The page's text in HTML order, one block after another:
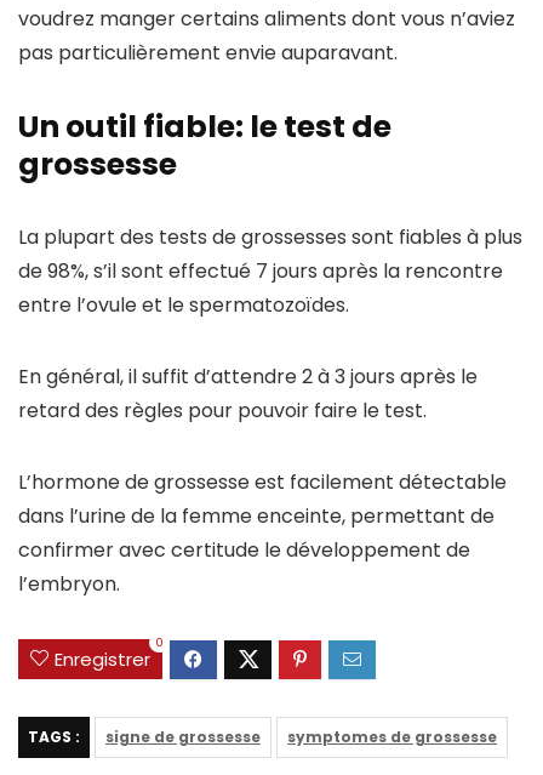
voudrez manger certains aliments dont vous n’aviez
pas particulièrement envie auparavant.
Un outil fiable: le test de
grossesse
La plupart des tests de grossesses sont fiables à plus
de 98%, s’il sont effectué 7 jours après la rencontre
entre l’ovule et le spermatozoïdes.
En général, il suffit d’attendre 2 à 3 jours après le
retard des règles pour pouvoir faire le test.
L’hormone de grossesse est facilement détectable
dans l’urine de la femme enceinte, permettant de
confirmer avec certitude le développement de
l’embryon.
Enregistrer
0
TAGS : signe de grossesse symptomes de grossesse